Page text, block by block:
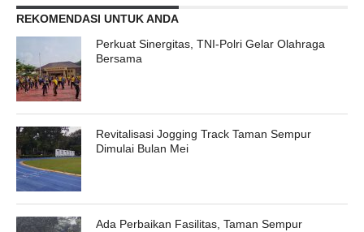
REKOMENDASI UNTUK ANDA
Perkuat Sinergitas, TNI-Polri Gelar Olahraga
Bersama
Revitalisasi Jogging Track Taman Sempur
Dimulai Bulan Mei
Ada Perbaikan Fasilitas, Taman Sempur